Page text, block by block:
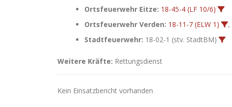
Ortsfeuerwehr Eitze: 18-45-4 (LF 10/6)
Ortsfeuerwehr Verden: 18-11-7 (ELW 1) ,
Stadtfeuerwehr: 18-02-1 (stv. StadtBM)
Weitere Kräfte: Rettungsdienst
Kein Einsatzbericht vorhanden